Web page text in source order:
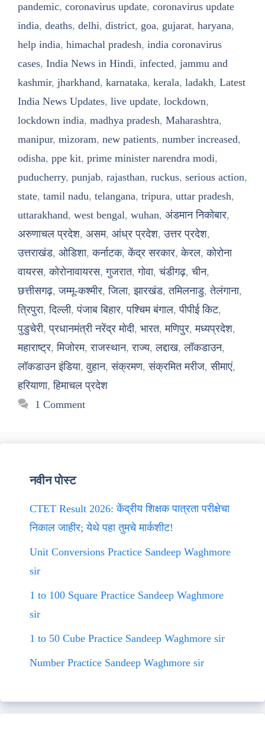
pandemic, coronavirus update, coronavirus update
india, deaths, delhi, district, goa, gujarat, haryana,
help india, himachal pradesh, india coronavirus
cases, India News in Hindi, infected, jammu and
kashmir, jharkhand, karnataka, kerala, ladakh, Latest
India News Updates, live update, lockdown,
lockdown india, madhya pradesh, Maharashtra,
manipur, mizoram, new patients, number increased,
odisha, ppe kit, prime minister narendra modi,
puducherry, punjab, rajasthan, ruckus, serious action,
state, tamil nadu, telangana, tripura, uttar pradesh,
uttarakhand, west bengal, wuhan, अंडमान निकोबार,
अरुणाचल प्रदेश, असम, आंध्र प्रदेश,उत्तर प्रदेश,
उत्तराखंड, ओडिशा,कर्नाटक,केंद्र सरकार,केरल,कोरोना
वायरस,कोरोनावायरस,गुजरात,गोवा,चंडीगढ़,चीन,
छत्तीसगढ़,जम्मू-कश्मीर,जिला,झारखंड,तमिलनाडु,तेलंगाना,
त्रिपुरा,दिल्ली,पंजाब बिहार,पश्चिम बंगाल,पीपीई किट,
पुडुचेरी,प्रधानमंत्री नरेंद्र मोदी, भारत,मणिपुर,मध्यप्रदेश,
महाराष्ट्र,मिजोरम,राजस्थान,राज्य,लद्दाख,लॉकडाउन,
लॉकडाउन इंडिया,वुहान,संक्रमण,संक्रमित मरीज,सीमाएं,
हरियाणा,हिमाचल प्रदेश
1 Comment
नवीन पोस्ट
CTET Result 2026: केंद्रीय शिक्षक पात्रता परीक्षेचा
निकाल जाहीर; येथे पहा तुमचे मार्कशीट!
Unit Conversions Practice Sandeep Waghmore
sir
1 to 100 Square Practice Sandeep Waghmore
sir
1 to 50 Cube Practice Sandeep Waghmore sir
Number Practice Sandeep Waghmore sir